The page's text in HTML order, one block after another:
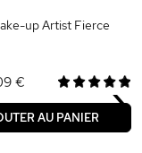
up Artist Fierce
€
AU PANIER ›